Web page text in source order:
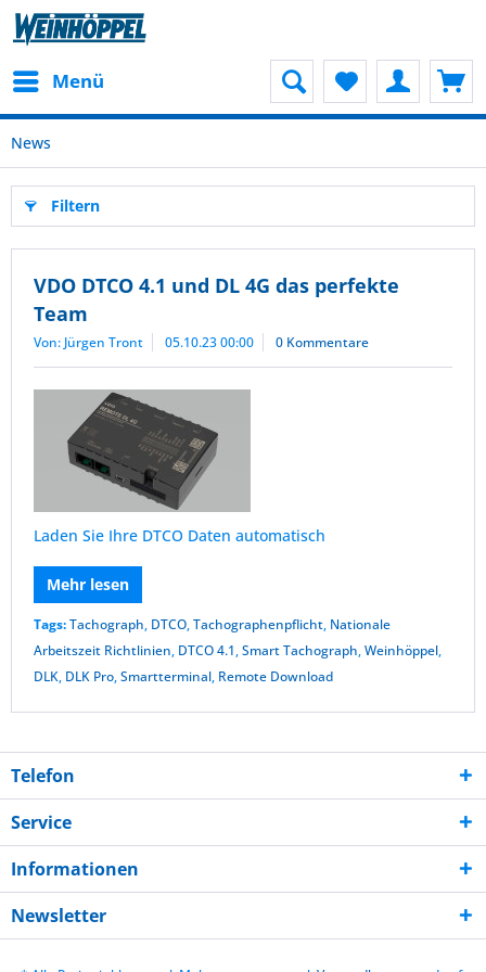
Menü
News
Filtern
VDO DTCO 4.1 und DL 4G das perfekte
Team
Von: Jürgen Tront 05.10.23 00:00 0 Kommentare
Laden Sie Ihre DTCO Daten automatisch
Mehr lesen
Tags:Tachograph, DTCO,Tachographenpflicht, Nationale
Arbeitszeit Richtlinien, DTCO 4.1,Smart Tachograph,Weinhöppel,
DLK, DLK Pro,Smartterminal, Remote Download
Telefon
Service
Informationen
Newsletter